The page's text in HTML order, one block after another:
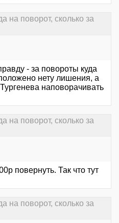
на поворот, сколько за
- за повороты куда
нету лишения, а
наповорачивать
на поворот, сколько за
повернуть. Так что тут
на поворот, сколько за